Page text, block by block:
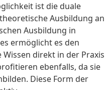
ist die duale
Ausbildung an
Ausbildung in
ermöglicht es den
direkt in der Praxis
ebenfalls, da sie
Diese Form der